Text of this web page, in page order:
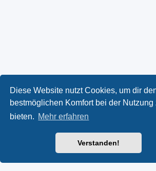
Diese Website nutzt Cookies, um dir
bestmöglichen Komfort bei der Nutzung
bieten. Mehr erfahren
Verstanden!